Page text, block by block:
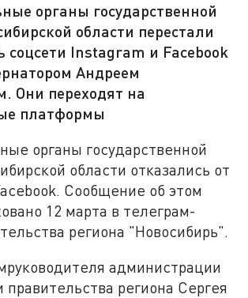
органы государственной
области перестали
соцсети Instagram и Facebook
Андреем
Они переходят на
платформы
органы государственной
области отказались от
Сообщение об этом
12 марта в телеграм-
региона "Новосибирь".
администрации
правительства региона Сергея